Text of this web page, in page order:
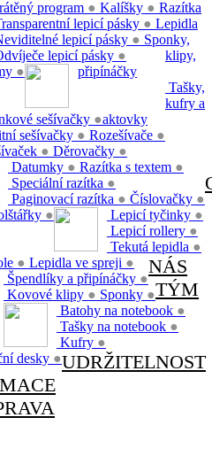
program ● Kalíšky ●
lepicí pásky ●
lepicí pásky ●
lepicí pásky ●
●
sešívačky ●
sešívačky ● Rozešívače ●
● Děrovačky ●
Razítka
Datumky ● Razítka s textem ●
Speciální razítka ●
Paginovací razítka ● Číslovačky ●
●
Lepidla
Lepicí tyčinky ●
Lepicí rollery ●
Tekutá lepidla ●
● Lepidla ve spreji ●
Sponky,
klipy,
připínáčky
Špendlíky a připínáčky ●
Kovové klipy ● Sponky ●
Tašky,
kufry a
aktovky
Batohy na notebook ●
Tašky na notebook ●
Kufry ●
desky ●
NÁS
TÝM
UDRŽITELNOST